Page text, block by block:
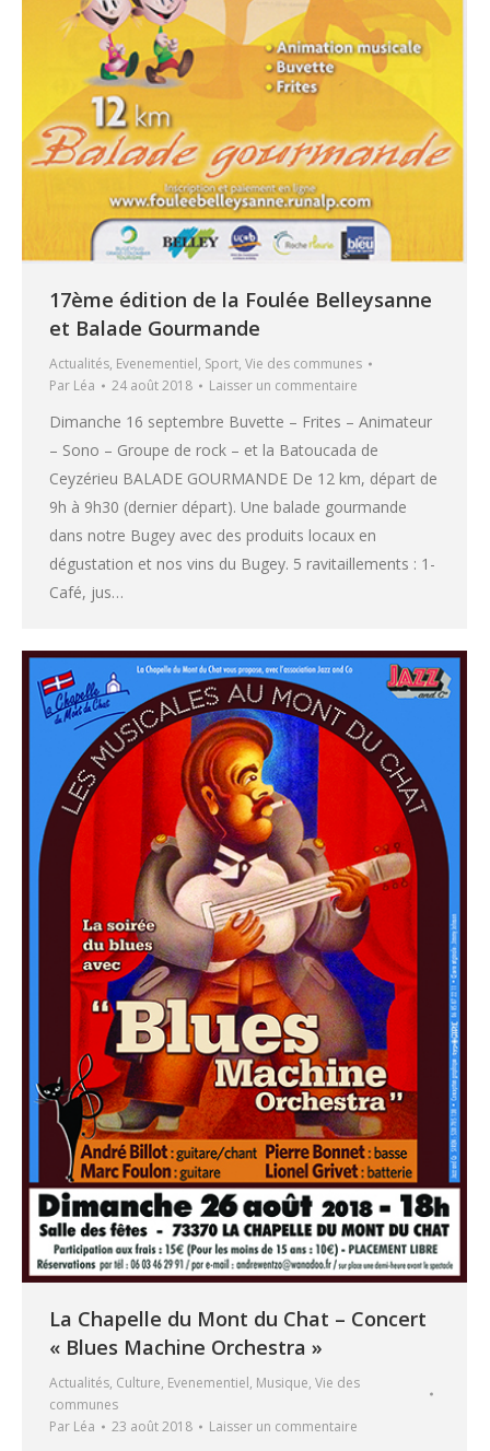
17ème édition de la Foulée Belleysanne
et Balade Gourmande
Actualités, Evenementiel, Sport, Vie des communes
Par Léa 24 août 2018 Laisser un commentaire
Dimanche 16 septembre Buvette – Frites – Animateur
– Sono – Groupe de rock – et la Batoucada de
Ceyzérieu BALADE GOURMANDE De 12 km, départ de
9h à 9h30 (dernier départ). Une balade gourmande
dans notre Bugey avec des produits locaux en
dégustation et nos vins du Bugey. 5 ravitaillements : 1-
Café, jus…
La Chapelle du Mont du Chat – Concert
« Blues Machine Orchestra »
Actualités, Culture, Evenementiel, Musique, Vie des
communes
Par Léa 23 août 2018 Laisser un commentaire